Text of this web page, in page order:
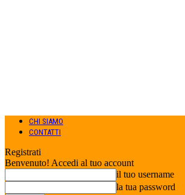
CHI SIAMO
CONTATTI
Registrati
Benvenuto! Accedi al tuo account
il tuo username
la tua password